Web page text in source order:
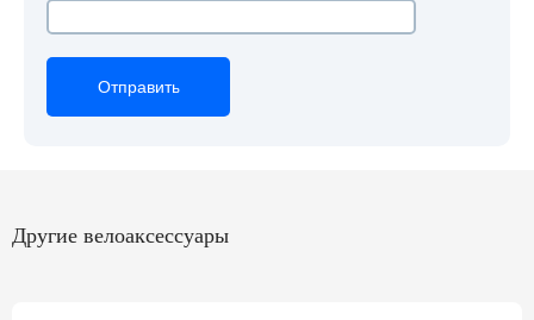
Отправить
Отправить
Отправить
Другие велоаксессуары